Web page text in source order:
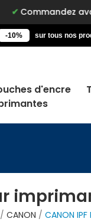
avant 15h,
-10% sur tous nos
d'encre
CANON
CANON